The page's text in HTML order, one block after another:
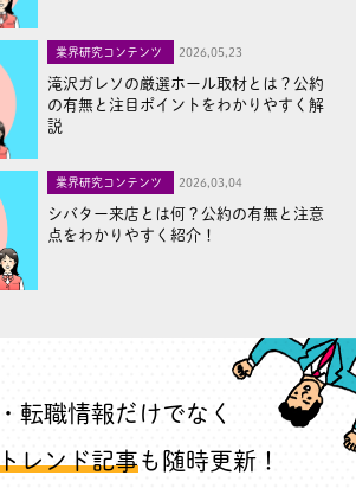
業界研究コンテンツ 2026,05,23
滝沢ガレソの厳選ホール取材とは？公約
の有無と注目ポイントをわかりやすく解
説
業界研究コンテンツ 2026,03,04
シバター来店とは何？公約の有無と注意
点をわかりやすく紹介！
転職情報だけでなく
レンド記事も随時更新！